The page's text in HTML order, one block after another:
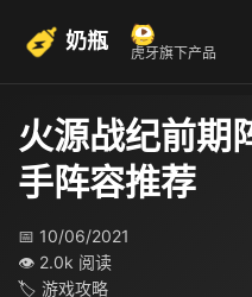
奶瓶 虎牙旗下产品
火源战纪前期
手阵容推荐
📅 10/06/2021
👁 2.0k 阅读
🏷 游戏攻略